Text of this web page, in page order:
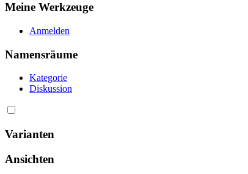
Meine Werkzeuge
Anmelden
Namensräume
Kategorie
Diskussion
Varianten
Ansichten